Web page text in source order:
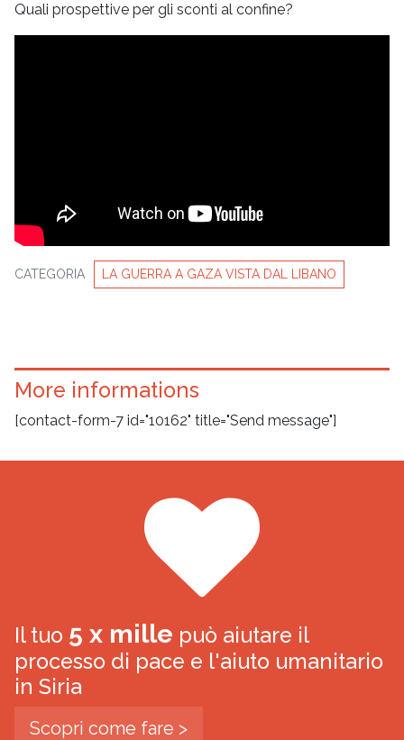
Quali prospettive per gli sconti al confine?
CATEGORIA LA GUERRA A GAZA VISTA DAL LIBANO
More informations
[contact-form-7 id="10162" title="Send message"]
Il tuo 5 x mille può aiutare il
processo di pace e l'aiuto umanitario
in Siria
Scopri come fare >